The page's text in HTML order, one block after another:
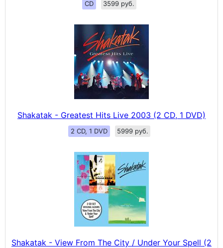
CD 3599 руб.
Shakatak - Greatest Hits Live 2003 (2 CD, 1 DVD)
2 CD, 1 DVD 5999 руб.
Shakatak - View From The City / Under Your Spell (2